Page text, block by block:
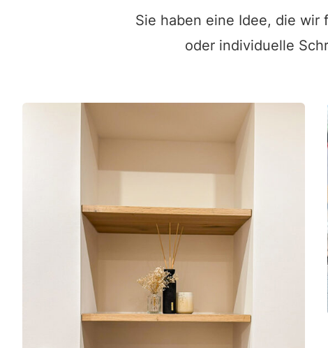
Sie haben eine Idee, die wir
oder individuelle